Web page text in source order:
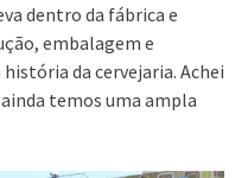
dentro da fábrica e
embalagem e
da cervejaria. Achei
temos uma ampla